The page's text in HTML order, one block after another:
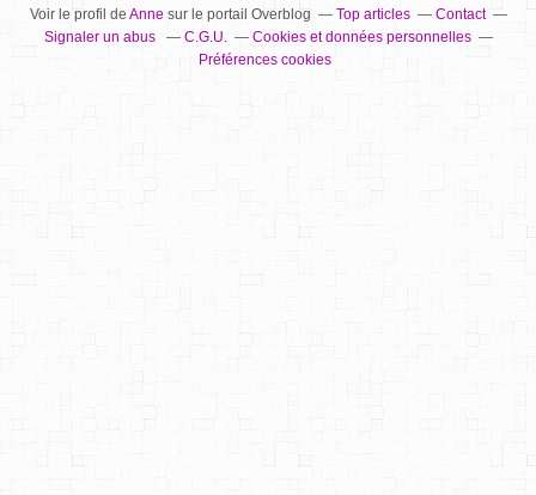
Voir le profil de Annesur le portail Overblog Top articles
Contact
Signaler un abus
C.G.U.
Cookies et données personnelles
Préférences cookies